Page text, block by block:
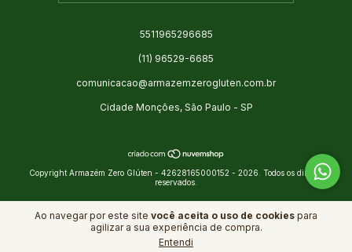
Ao navegar por este site você aceita o uso de cookies para
agilizar a sua experiência de compra.
Entendi
5511965296685
(11) 96529-6685
comunicacao@armazemzerogluten.com.br
Cidade Monções, São Paulo - SP
Copyright Armazém Zero Glúten - 42628165000152 - 2026. Todos os direitos
reservados.